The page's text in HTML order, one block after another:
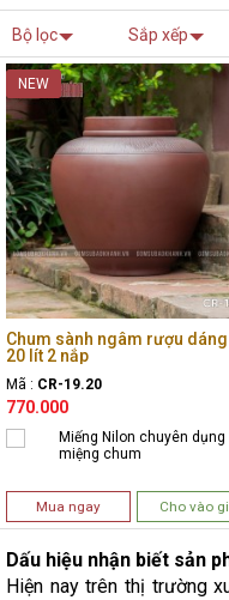
Bộ lọc Sắp xếp
Chum sành ngâm rượu
20 lít 2 nắp
Mã : CR-19.20
770.000
NEW
Miếng Nilon chuyên dụng
miệng chum
Mua ngay Cho vào
Dấu hiệu nhận biết sản
Hiện nay trên thị trường